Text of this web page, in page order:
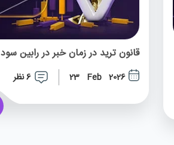
قانون ترید در زمان خبر در رابین سود
23 Feb 2026 6 نظر